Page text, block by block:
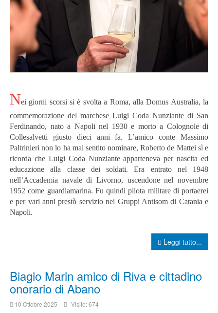
Nei giorni scorsi si è svolta a Roma, alla Domus Australia, la
commemorazione del marchese Luigi Coda Nunziante di San
Ferdinando, nato a Napoli nel 1930 e morto a Colognole di
Collesalvetti giusto dieci anni fa. L’amico conte Massimo
Paltrinieri non lo ha mai sentito nominare, Roberto de Mattei sì e
ricorda che Luigi Coda Nunziante apparteneva per nascita ed
educazione alla classe dei soldati. Era entrato nel 1948
nell’Accademia navale di Livorno, uscendone nel novembre
1952 come guardiamarina. Fu quindi pilota militare di portaerei
e per vari anni prestò servizio nei Gruppi Antisom di Catania e
Napoli.
Leggi tutto...
Biagio Marin amico di Riva e cittadino
onorario di Abano
10 Ottobre 2025 Visite: 674